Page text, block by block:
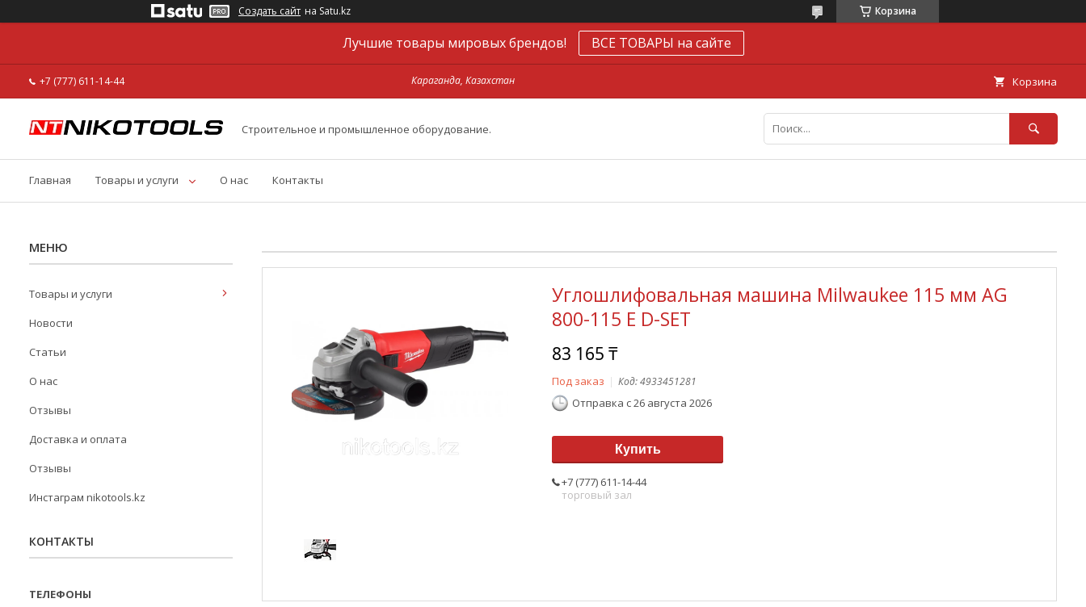
Создать сайт на Satu.kz Корзина
Лучшие товары мировых брендов! ВСЕ ТОВАРЫ на сайте
+7 (777) 611-14-44 Караганда, Казахстан Корзина
Строительное и промышленное оборудование.
Главная Товары и услуги О нас Контакты
Углошлифовальная машина Milwaukee 115 мм AG
800-115 E D-SET
83 165 ₸
Под заказ Код:4933451281
Отправка с 26 августа 2026
Купить
+7 (777) 611-14-44
торговый зал
Товары и услуги
Новости
Статьи
О нас
Отзывы
Доставка и оплата
Отзывы
Инстаграм nikotools.kz
КОНТАКТЫ